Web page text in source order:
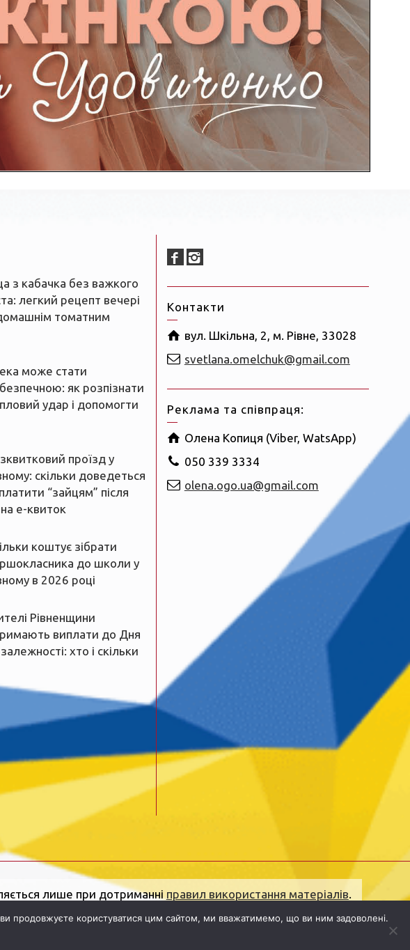
з кабачка без важкого
легкий рецепт вечері
томатним
може стати
як розпізнати
удар і допомогти
проїзд у
скільки доведеться
“зайцям” після
е-квиток
коштує зібрати
до школи у
в 2026 році
Рівненщини
виплати до Дня
хто і скільки
Контакти
вул. Шкільна, 2, м. Рівне, 33028
svetlana.omelchuk@gmail.com
Реклама та співпраця:
Олена Копиця (Viber, WatsApp)
050 339 3334
olena.ogo.ua@gmail.com
лише при дотриманні правил використання матеріалів
33000.
Електронна пошта: dolj.ogo@gmail.com
продовжуєте користуватися цим сайтом, ми вважатимемо, що ви ним задоволені.